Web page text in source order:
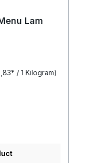
Lam
/ 1 Kilogram)